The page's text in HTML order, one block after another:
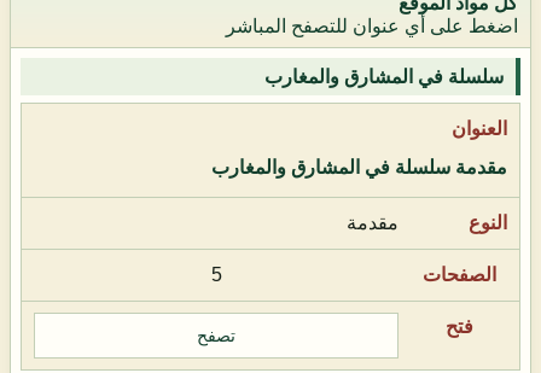
اضغط على أي عنوان للتصفح المباشر
سلسلة في المشارق والمغارب
مقدمة سلسلة في المشارق والمغارب
مقدمة
5
تصفح